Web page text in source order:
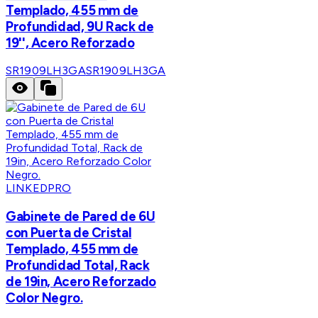
Templado, 455 mm de
Profundidad, 9U Rack de
19'', Acero Reforzado
SR1909LH3GASR1909LH3GA
LINKEDPRO
Gabinete de Pared de 6U
con Puerta de Cristal
Templado, 455 mm de
Profundidad Total, Rack
de 19in, Acero Reforzado
Color Negro.